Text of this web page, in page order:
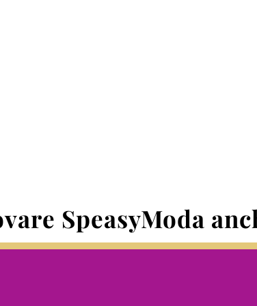
SpeasyModa